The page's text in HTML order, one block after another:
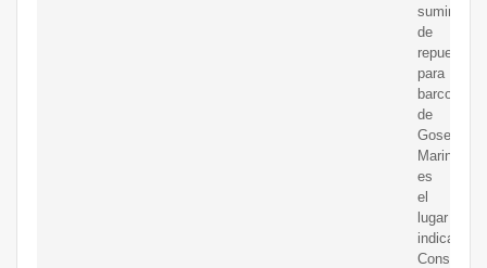
suministro
de
repuestos
para
barcos
de
Gosea
Marine
es
el
lugar
indicado.
Consulte